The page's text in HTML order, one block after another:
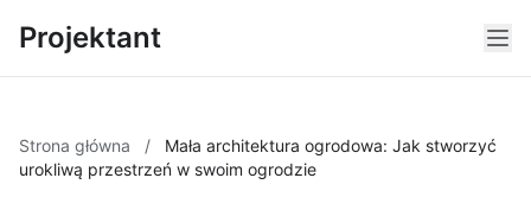
Projektant
Strona główna /
Mała architektura ogrodowa: Jak stworzyć
urokliwą przestrzeń w swoim ogrodzie